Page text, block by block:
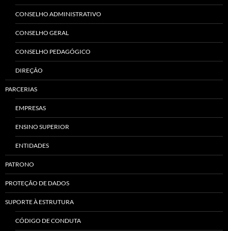
CONSELHO ADMINISTRATIVO
CONSELHO GERAL
CONSELHO PEDAGÓGICO
DIREÇÃO
PARCERIAS
EMPRESAS
ENSINO SUPERIOR
ENTIDADES
PATRONO
PROTEÇÃO DE DADOS
SUPORTE À ESTRUTURA
CÓDIGO DE CONDUTA